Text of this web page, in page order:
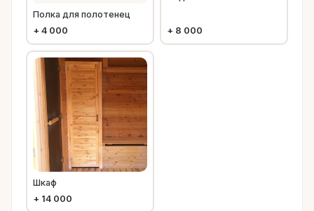
Полка для полотенец
+ 4 000 + 8 000
Шкаф
+ 14 000